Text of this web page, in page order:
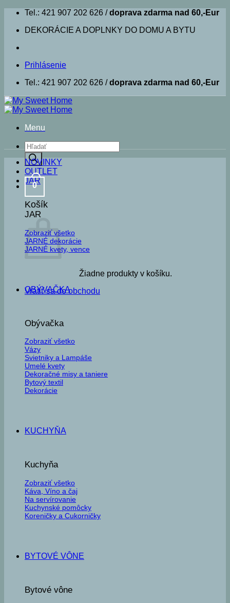
Skip
content
Tel.: 421 907 202 626 /doprava zdarma nad 60,-Eur
DEKORÁCIE A DOPLNKY DO DOMU A BYTU
Prihlásenie
Tel.: 421 907 202 626 /doprava zdarma nad 60,-Eur
Menu
Products
search
0
Košík
Žiadne produkty v košíku.
Vrátiť sa do obchodu
NOVINKY
OUTLET
JAR
JAR
Zobraziť všetko
JARNÉ dekorácie
JARNÉ kvety, vence
OBÝVAČKA
Obývačka
Zobraziť všetko
Vázy
Svietniky a Lampáše
Umelé kvety
Dekoračné misy a taniere
Bytový textil
Dekorácie
KUCHYŇA
Kuchyňa
Zobraziť všetko
Káva, Víno a čaj
Na servírovanie
Kuchynské pomôcky
Koreničky a Cukorničky
BYTOVÉ VÔNE
Bytové vône